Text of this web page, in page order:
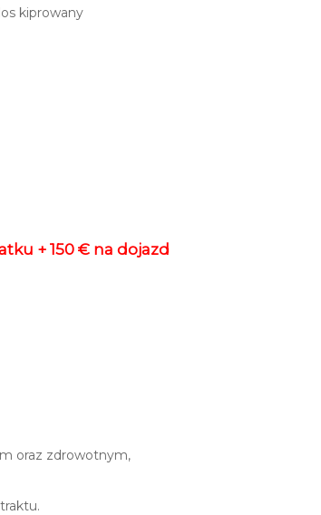
kiprowany
+ 150 € na dojazd
oraz zdrowotnym,